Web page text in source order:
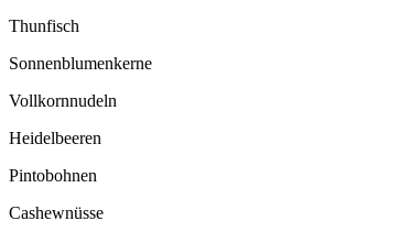
Thunfisch
Sonnenblumenkerne
Vollkornnudeln
Heidelbeeren
Pintobohnen
Cashewnüsse